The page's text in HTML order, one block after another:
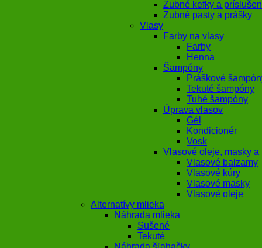
Zubné kefky a
Zubné pasty a prášky
Vlasy
Farby na vlasy
Farby
Henna
Šampóny
Práškové
Tekuté šampóny
Tuhé šampóny
Úprava vlasov
Gél
Kondicionér
Vosk
Vlasové oleje, masky a
Vlasové balzamy
Vlasové kúry
Vlasové masky
Vlasové oleje
Alternatívy mlieka
Náhrada mlieka
Sušené
Tekuté